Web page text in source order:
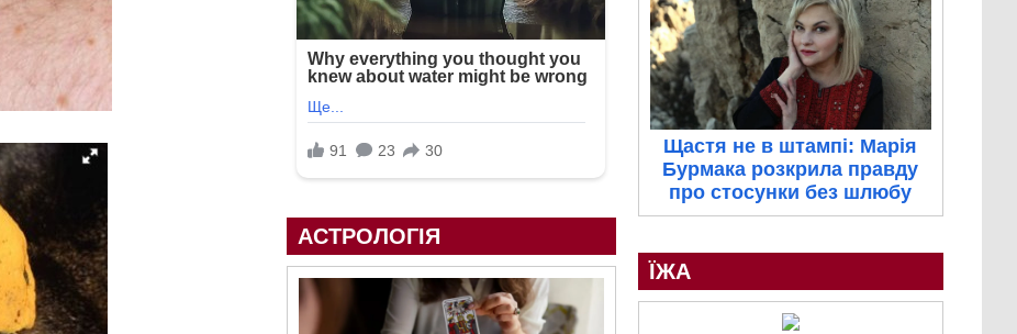
АСТРОЛОГІЯ
Щастя не в штампі: Марія
Бурмака розкрила правду
про стосунки без шлюбу
ЇЖА